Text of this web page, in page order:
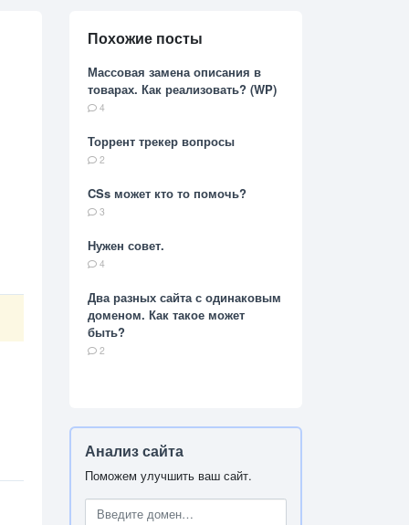
Похожие посты
Массовая замена описания в
товарах. Как реализовать? (WP)
4
Торрент трекер вопросы
2
CSs может кто то помочь?
3
Нужен совет.
4
Два разных сайта с одинаковым
доменом. Как такое может
быть?
2
Анализ сайта
Поможем улучшить ваш сайт.